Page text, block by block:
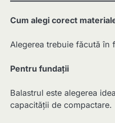
Cum alegi corect
Alegerea trebuie făcută
Pentru fundații
Balastrul este alegerea
capacității de compactare.